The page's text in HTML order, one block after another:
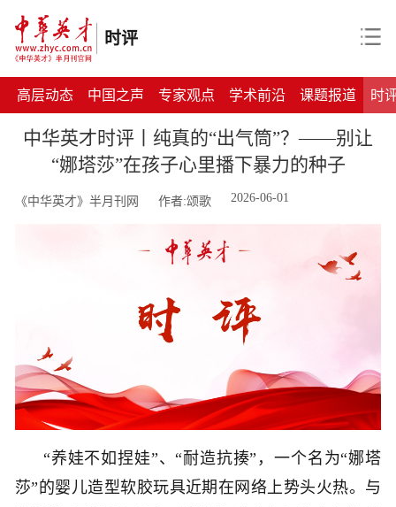
时评
高层动态 中国之声 专家观点 学术前沿 课题报道 时
中华英才时评丨纯真的“出气筒”？——别让
“娜塔莎”在孩子心里播下暴力的种子
《中华英才》半月刊网 作者:颂歌 2026-06-01
“养娃不如捏娃”、“耐造抗揍”，一个名为“娜塔
莎”的婴儿造型软胶玩具近期在网络上势头火热。与